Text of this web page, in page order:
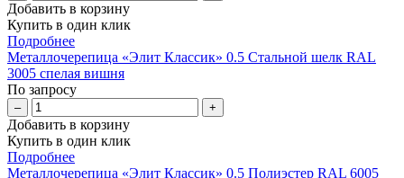
Добавить в корзину
Купить в один клик
Подробнее
Металлочерепица «Элит Классик» 0.5 Стальной шелк RAL
3005 спелая вишня
По запросу
– +
Добавить в корзину
Купить в один клик
Подробнее
Металлочерепица «Элит Классик» 0.5 Полиэстер RAL 6005